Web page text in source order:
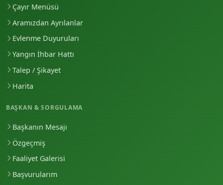
Çayır Menüsü
Aramızdan Ayrılanlar
Evlenme Duyuruları
Yangın İhbar Hattı
Talep / Şikayet
Harita
BAŞKAN & SORGULAMA
Başkanın Mesajı
Özgeçmiş
Faaliyet Galerisi
Başvurularım